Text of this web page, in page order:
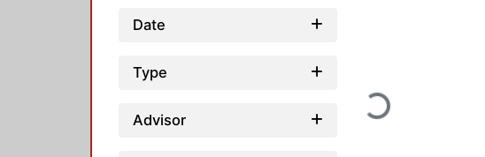
Date
Type
Advisor Loading...